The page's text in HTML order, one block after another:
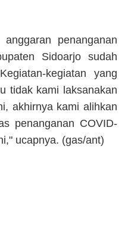
penanganan
Sidoarjo sudah
kegiatan yang
tidak kami laksanakan
akhirnya kami alihkan
penanganan COVID-
ucapnya. (gas/ant)